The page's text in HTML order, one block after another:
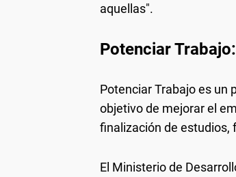
aquellas".
Potenciar
Potenciar Trabajo es un
objetivo de mejorar el
finalización de estudios,
El Ministerio de